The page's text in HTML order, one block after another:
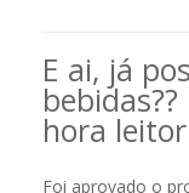
E ai, já
hora
Foi aprovado o